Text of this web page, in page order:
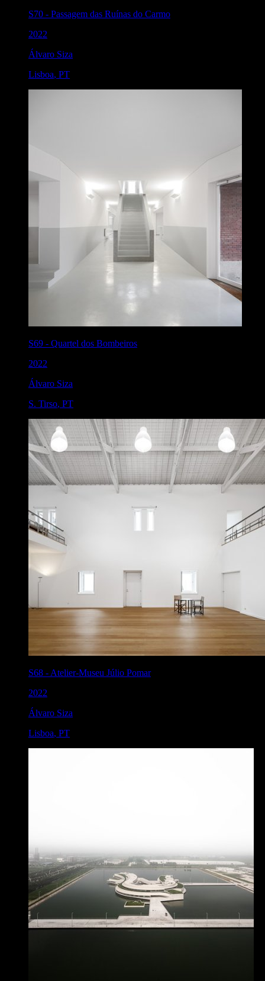
S70 - Passagem das Ruínas do Carmo
2022
Álvaro Siza
Lisboa, PT
S69 - Quartel dos Bombeiros
2022
Álvaro Siza
S. Tirso, PT
S68 - Atelier-Museu Júlio Pomar
2022
Álvaro Siza
Lisboa, PT